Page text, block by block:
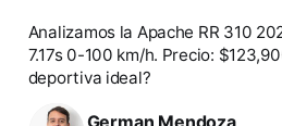
Analizamos la Apache RR 310
7.17s 0-100 km/h. Precio:
deportiva ideal?
German Mendoza